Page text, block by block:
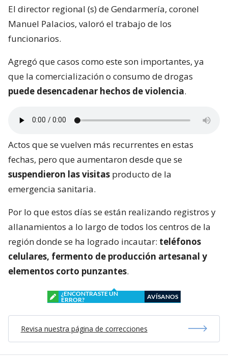
El director regional (s) de Gendarmería, coronel
Manuel Palacios, valoró el trabajo de los
funcionarios.
Agregó que casos como este son importantes, ya
que la comercialización o consumo de drogas
puede desencadenar hechos de violencia.
Actos que se vuelven más recurrentes en estas
fechas, pero que aumentaron desde que se
suspendieron las visitas producto de la
emergencia sanitaria.
Por lo que estos días se están realizando registros y
allanamientos a lo largo de todos los centros de la
región donde se ha logrado incautar: teléfonos
celulares, fermento de producción artesanal y
elementos corto punzantes.
¿ENCONTRASTE UN
ERROR?
AVÍSANOS
Revisa nuestra página de correcciones